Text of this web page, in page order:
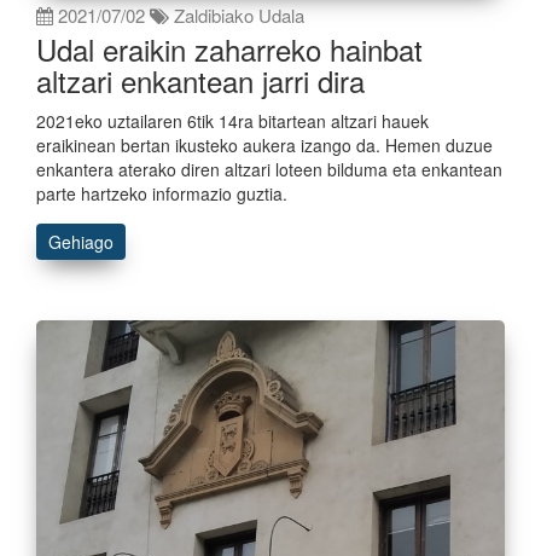
2021/07/02 Zaldibiako Udala
Udal eraikin zaharreko hainbat
altzari enkantean jarri dira
2021eko uztailaren 6tik 14ra bitartean altzari hauek
eraikinean bertan ikusteko aukera izango da. Hemen duzue
enkantera aterako diren altzari loteen bilduma eta enkantean
parte hartzeko informazio guztia.
Gehiago